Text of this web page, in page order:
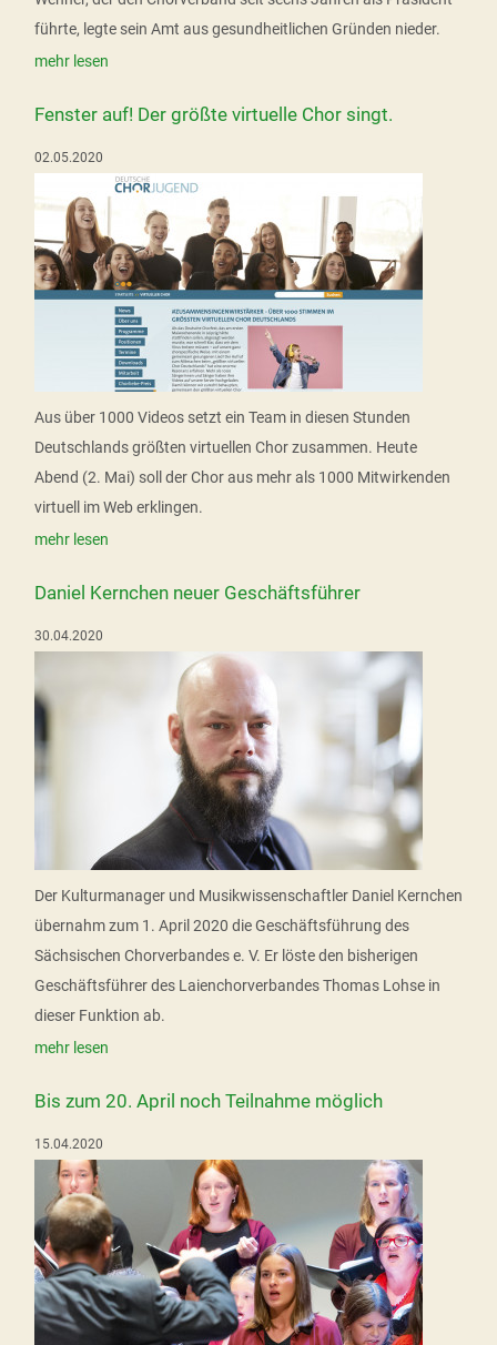
führte, legte sein Amt aus gesundheitlichen Gründen nieder.
mehr lesen
Fenster auf! Der größte virtuelle Chor singt.
02.05.2020
Aus über 1000 Videos setzt ein Team in diesen Stunden
Deutschlands größten virtuellen Chor zusammen. Heute
Abend (2. Mai) soll der Chor aus mehr als 1000 Mitwirkenden
virtuell im Web erklingen.
mehr lesen
Daniel Kernchen neuer Geschäftsführer
30.04.2020
Der Kulturmanager und Musikwissenschaftler Daniel Kernchen
übernahm zum 1. April 2020 die Geschäftsführung des
Sächsischen Chorverbandes e. V. Er löste den bisherigen
Geschäftsführer des Laienchorverbandes Thomas Lohse in
dieser Funktion ab.
mehr lesen
Bis zum 20. April noch Teilnahme möglich
15.04.2020